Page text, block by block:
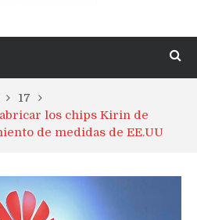
17
los chips Kirin de
de medidas de EE.UU